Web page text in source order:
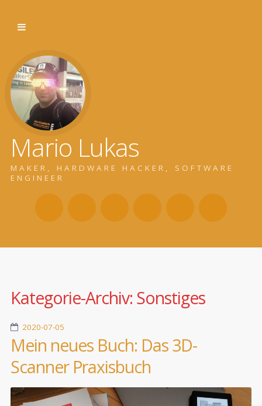
Mario Lukas
MAKER, HARDWARE HACKER, SOFTWARE
ENGINEER
Kategorie-Archiv: Sonstiges
2020-07-05
Mein neues Buch: Das 3D-
Scanner Praxisbuch